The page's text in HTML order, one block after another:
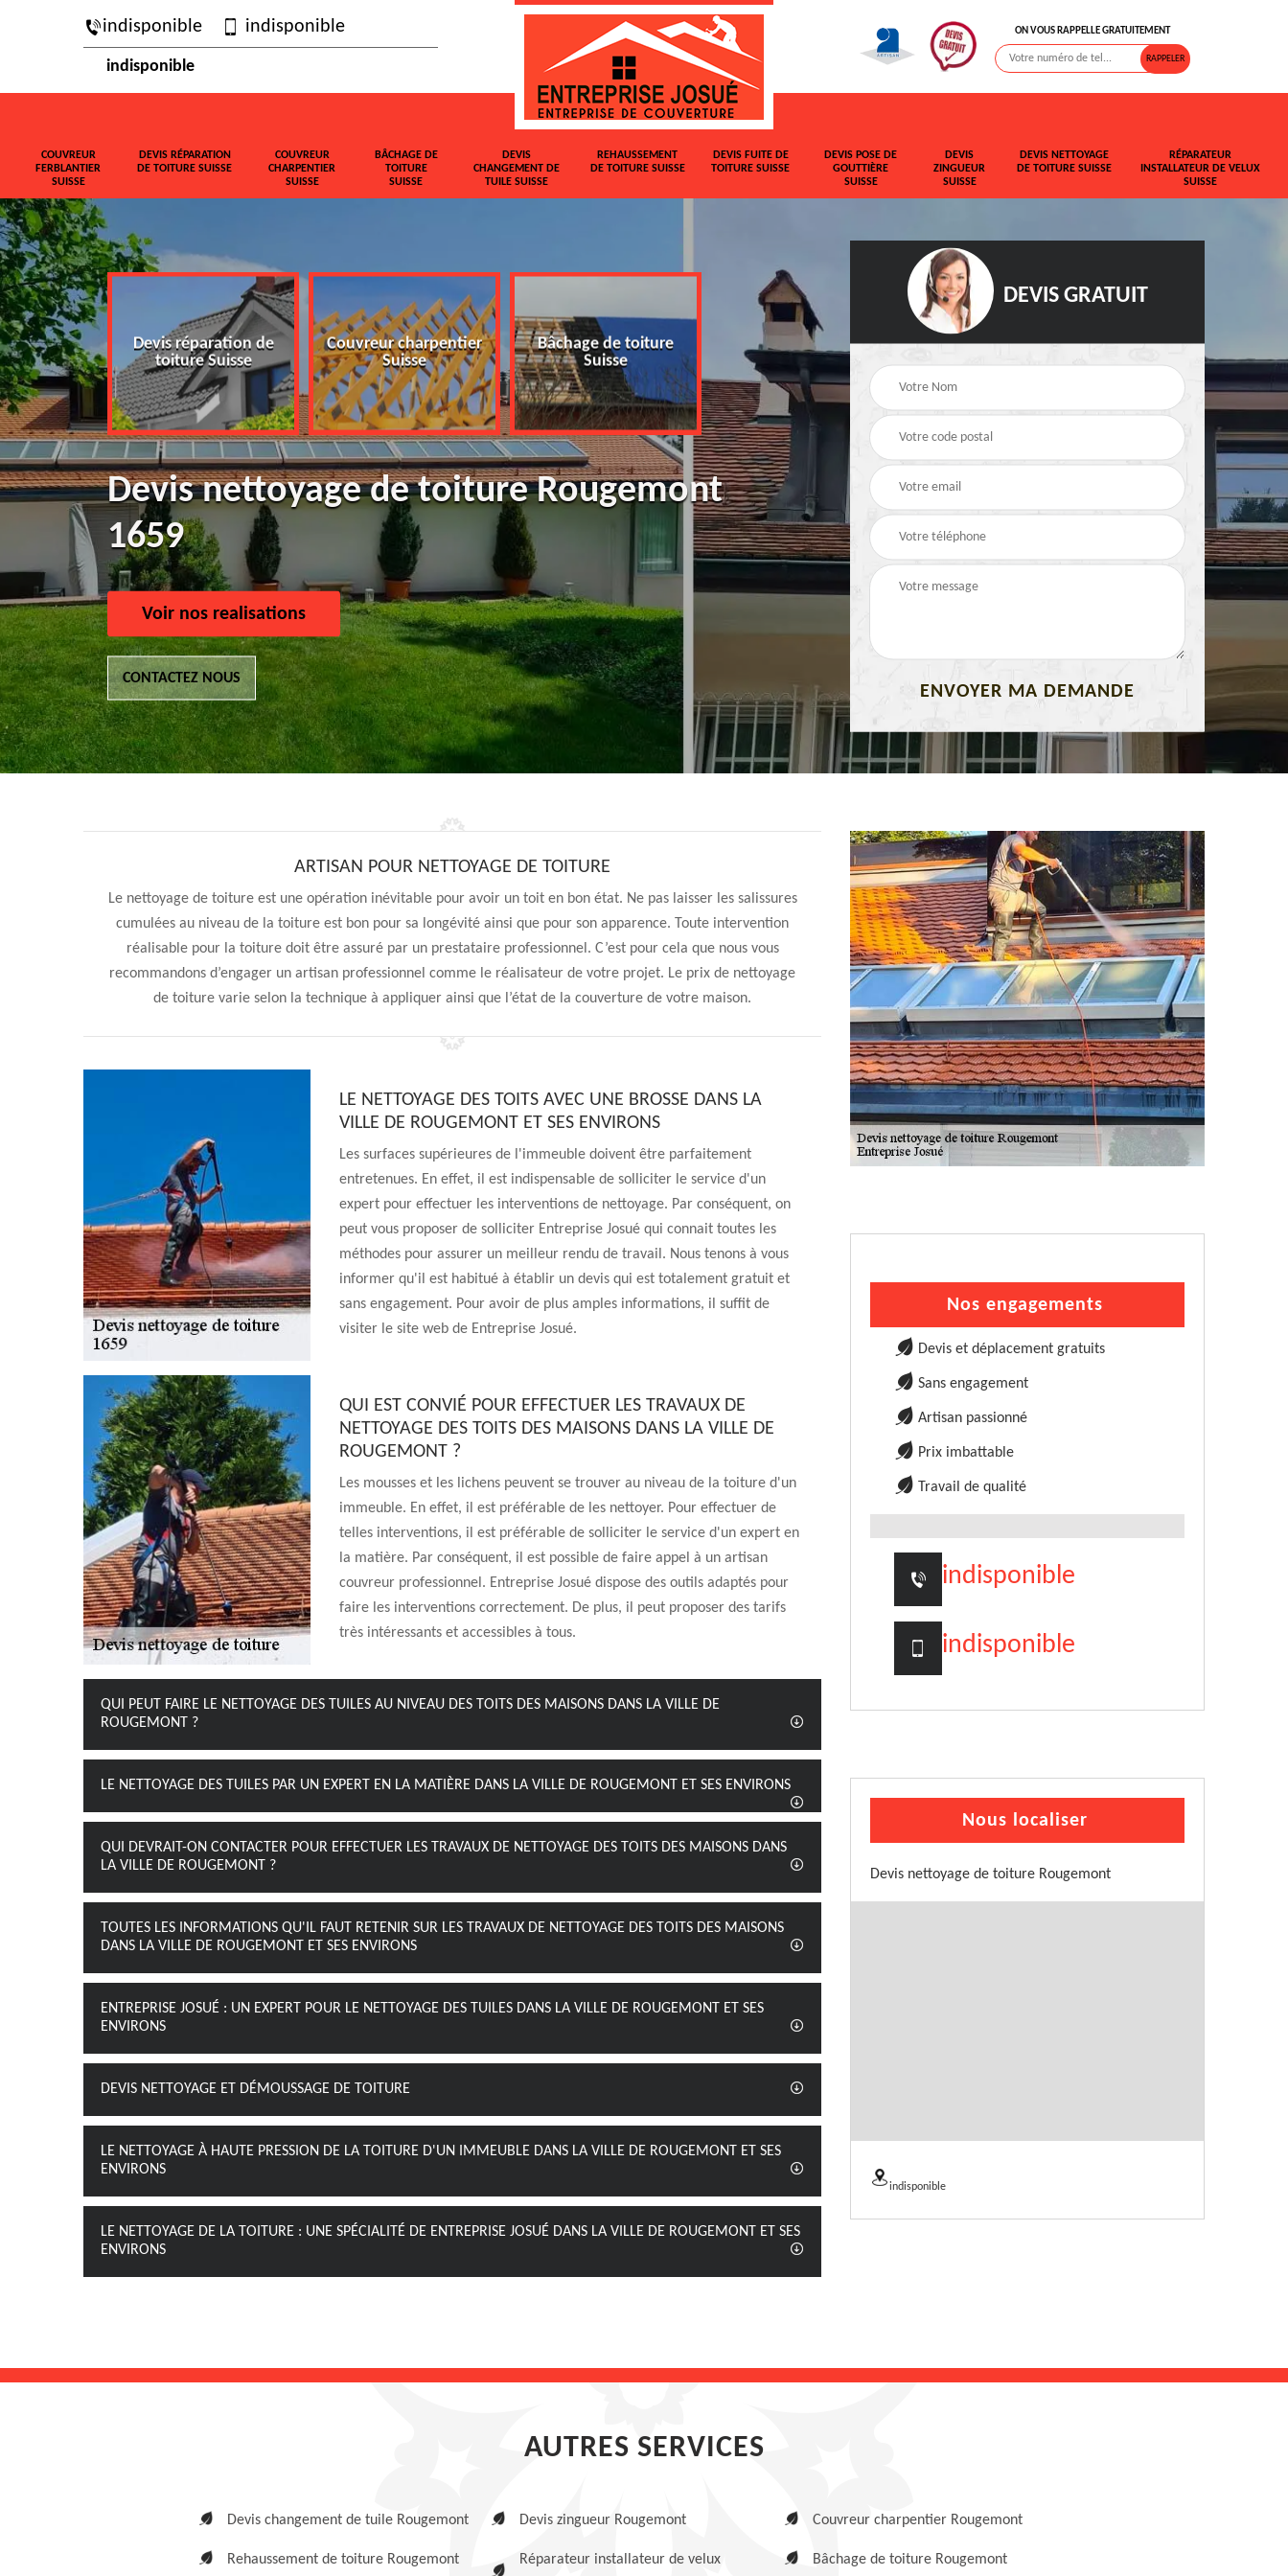
indisponible indisponible
indisponible
ON VOUS RAPPELLE GRATUITEMENT
COUVREUR
FERBLANTIER
SUISSE
DEVIS RÉPARATION
DE TOITURE SUISSE
COUVREUR
CHARPENTIER
SUISSE
BÂCHAGE DE
TOITURE
SUISSE
DEVIS
CHANGEMENT DE
TUILE SUISSE
REHAUSSEMENT
DE TOITURE SUISSE
DEVIS FUITE DE
TOITURE SUISSE
DEVIS POSE DE
GOUTTIÈRE
SUISSE
DEVIS
ZINGUEUR
SUISSE
DEVIS NETTOYAGE
DE TOITURE SUISSE
RÉPARATEUR
INSTALLATEUR DE VELUX
SUISSE
Devis réparation de
toiture Suisse
Couvreur charpentier
Suisse
Bâchage de toiture
Suisse
Devis changement de
tuile Suisse
Rehaussement de
Devis fuite de toiture
Suisse
Devis nettoyage de toiture Rougemont
1659
Voir nos realisations
CONTACTEZ NOUS
DEVIS GRATUIT
ARTISAN POUR NETTOYAGE DE TOITURE
Le nettoyage de toiture est une opération inévitable pour avoir un toit en bon état. Ne pas laisser les salissures
cumulées au niveau de la toiture est bon pour sa longévité ainsi que pour son apparence. Toute intervention
réalisable pour la toiture doit être assuré par un prestataire professionnel. C’est pour cela que nous vous
recommandons d’engager un artisan professionnel comme le réalisateur de votre projet. Le prix de nettoyage
de toiture varie selon la technique à appliquer ainsi que l’état de la couverture de votre maison.
LE NETTOYAGE DES TOITS AVEC UNE BROSSE DANS LA
VILLE DE ROUGEMONT ET SES ENVIRONS
Les surfaces supérieures de l'immeuble doivent être parfaitement
entretenues. En effet, il est indispensable de solliciter le service d'un
expert pour effectuer les interventions de nettoyage. Par conséquent, on
peut vous proposer de solliciter Entreprise Josué qui connait toutes les
méthodes pour assurer un meilleur rendu de travail. Nous tenons à vous
informer qu'il est habitué à établir un devis qui est totalement gratuit et
sans engagement. Pour avoir de plus amples informations, il suffit de
visiter le site web de Entreprise Josué.
QUI EST CONVIÉ POUR EFFECTUER LES TRAVAUX DE
NETTOYAGE DES TOITS DES MAISONS DANS LA VILLE DE
ROUGEMONT ?
Les mousses et les lichens peuvent se trouver au niveau de la toiture d'un
immeuble. En effet, il est préférable de les nettoyer. Pour effectuer de
telles interventions, il est préférable de solliciter le service d'un expert en
la matière. Par conséquent, il est possible de faire appel à un artisan
couvreur professionnel. Entreprise Josué dispose des outils adaptés pour
faire les interventions correctement. De plus, il peut proposer des tarifs
très intéressants et accessibles à tous.
QUI PEUT FAIRE LE NETTOYAGE DES TUILES AU NIVEAU DES TOITS DES MAISONS DANS LA VILLE DE
ROUGEMONT ?
LE NETTOYAGE DES TUILES PAR UN EXPERT EN LA MATIÈRE DANS LA VILLE DE ROUGEMONT ET SES ENVIRONS
QUI DEVRAIT-ON CONTACTER POUR EFFECTUER LES TRAVAUX DE NETTOYAGE DES TOITS DES MAISONS DANS
LA VILLE DE ROUGEMONT ?
TOUTES LES INFORMATIONS QU'IL FAUT RETENIR SUR LES TRAVAUX DE NETTOYAGE DES TOITS DES MAISONS
DANS LA VILLE DE ROUGEMONT ET SES ENVIRONS
ENTREPRISE JOSUÉ : UN EXPERT POUR LE NETTOYAGE DES TUILES DANS LA VILLE DE ROUGEMONT ET SES
ENVIRONS
DEVIS NETTOYAGE ET DÉMOUSSAGE DE TOITURE
LE NETTOYAGE À HAUTE PRESSION DE LA TOITURE D'UN IMMEUBLE DANS LA VILLE DE ROUGEMONT ET SES
ENVIRONS
LE NETTOYAGE DE LA TOITURE : UNE SPÉCIALITÉ DE ENTREPRISE JOSUÉ DANS LA VILLE DE ROUGEMONT ET SES
ENVIRONS
Nos engagements
Devis et déplacement gratuits
Sans engagement
Artisan passionné
Prix imbattable
Travail de qualité
indisponible
indisponible
Nous localiser
Devis nettoyage de toiture Rougemont
indisponible
AUTRES SERVICES
Devis changement de tuile Rougemont
Rehaussement de toiture Rougemont
Devis zingueur Rougemont
Réparateur installateur de velux
Couvreur charpentier Rougemont
Bâchage de toiture Rougemont